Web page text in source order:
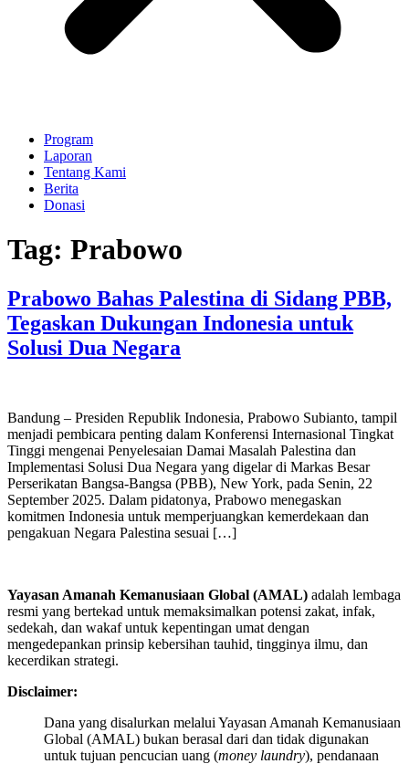
Program
Laporan
Tentang Kami
Berita
Donasi
Tag: Prabowo
Prabowo Bahas Palestina di Sidang PBB,
Tegaskan Dukungan Indonesia untuk
Solusi Dua Negara
Bandung – Presiden Republik Indonesia, Prabowo Subianto, tampil
menjadi pembicara penting dalam Konferensi Internasional Tingkat
Tinggi mengenai Penyelesaian Damai Masalah Palestina dan
Implementasi Solusi Dua Negara yang digelar di Markas Besar
Perserikatan Bangsa-Bangsa (PBB), New York, pada Senin, 22
September 2025. Dalam pidatonya, Prabowo menegaskan
komitmen Indonesia untuk memperjuangkan kemerdekaan dan
pengakuan Negara Palestina sesuai […]
Yayasan Amanah Kemanusiaan Global (AMAL) adalah lembaga
resmi yang bertekad untuk memaksimalkan potensi zakat, infak,
sedekah, dan wakaf untuk kepentingan umat dengan
mengedepankan prinsip kebersihan tauhid, tingginya ilmu, dan
kecerdikan strategi.
Disclaimer:
Dana yang disalurkan melalui Yayasan Amanah Kemanusiaan
Global (AMAL) bukan berasal dari dan tidak digunakan
untuk tujuan pencucian uang (money laundry), pendanaan